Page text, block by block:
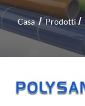
Casa Prodotti